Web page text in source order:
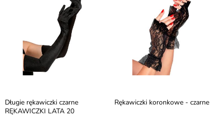
Długie rękawiczki czarne
RĘKAWICZKI LATA 20
Rękawiczki koronkowe - czarne